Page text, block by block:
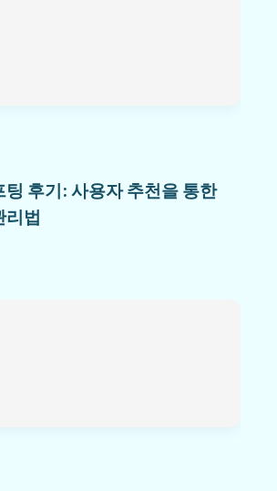
팅 후기: 사용자 추천을 통한
리법